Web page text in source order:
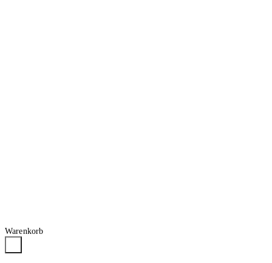
Warenkorb